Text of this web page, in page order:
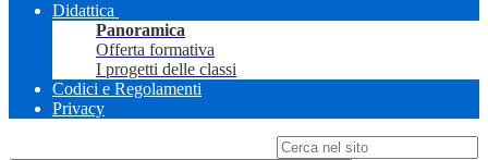
Didattica
Panoramica
Offerta formativa
I progetti delle classi
Codici e Regolamenti
Privacy